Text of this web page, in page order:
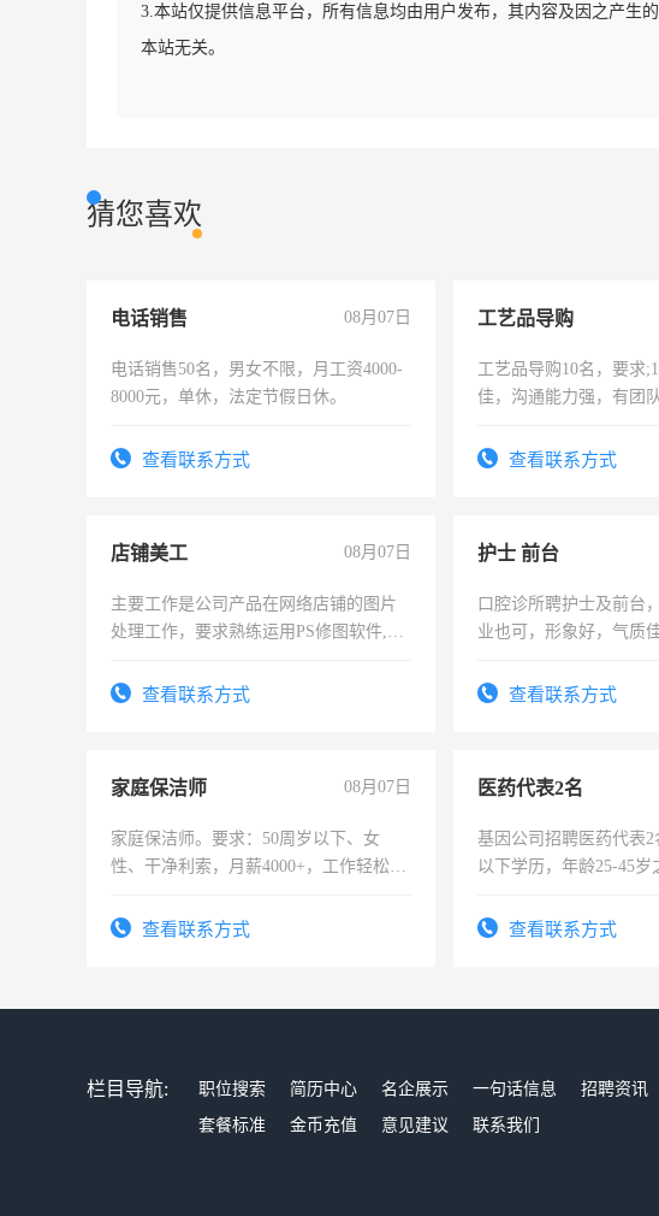
3.本站仅提供信息平台，所有信息均由用户发布，其内容及因之产生
本站无关。
猜您喜欢
电话销售 08月07日
电话销售50名，男女不限，月工资4000-
8000元，单休，法定节假日休。
查看联系方式
工艺品导购
工艺品导购10名，要求
佳，沟通能力强，有团
查看联系方式
店铺美工 08月07日
主要工作是公司产品在网络店铺的图片
处理工作，要求熟练运用PS修图软件,工
查看联系方式
护士 前台
口腔诊所聘护士及前台
业也可，形象好，气质
查看联系方式
家庭保洁师 08月07日
家庭保洁师。要求：50周岁以下、女
性、干净利索，月薪4000+，工作轻松，
太太等。查看联系方式
医药代表2名
基因公司招聘医药代表
以下学历，年龄25-45岁
表或者有医学资质的优
查看联系方式
栏目导航: 职位搜索 简历中心 名企展示 一句话信息 招聘资讯
套餐标准
金币充值 意见建议 联系我们